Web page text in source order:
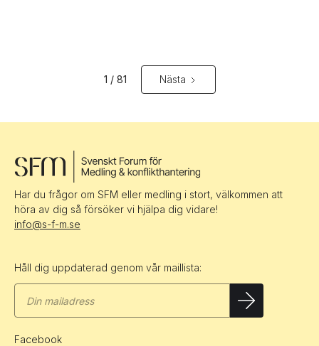
1 / 81 Nästa
Har du frågor om SFM eller medling i stort, välkommen att
höra av dig så försöker vi hjälpa dig vidare!
info@s-f-m.se
Håll dig uppdaterad genom vår maillista:
Facebook